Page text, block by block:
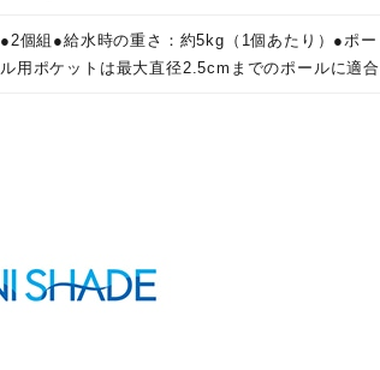
●2個組●給水時の重さ：約5kg（1個あたり）●ポー
ル用ポケットは最大直径2.5cmまでのポールに適合